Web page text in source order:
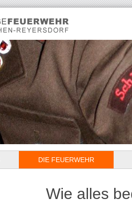
DIE FEUERWEHR
Wie alles